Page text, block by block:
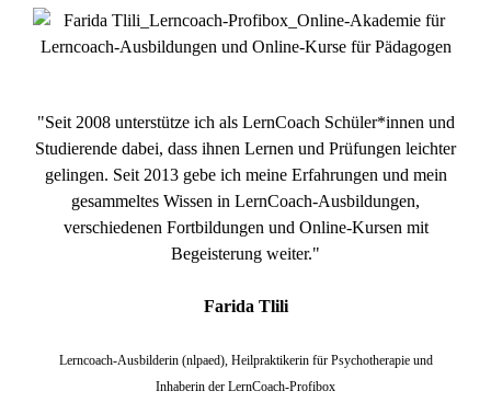
"Seit 2008 unterstütze ich als LernCoach Schüler*innen und
Studierende dabei, dass ihnen Lernen und Prüfungen leichter
gelingen. Seit 2013 gebe ich meine Erfahrungen und mein
gesammeltes Wissen in LernCoach-Ausbildungen,
verschiedenen Fortbildungen und Online-Kursen mit
Begeisterung weiter."
Farida Tlili
Lerncoach-Ausbilderin (nlpaed), Heilpraktikerin für Psychotherapie und
Inhaberin der LernCoach-Profibox